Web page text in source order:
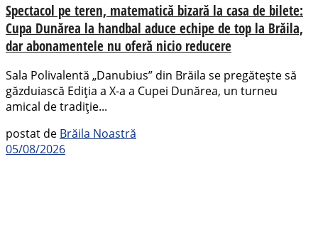
Spectacol pe teren, matematică bizară la casa de bilete:
Cupa Dunărea la handbal aduce echipe de top la Brăila,
dar abonamentele nu oferă nicio reducere
Sala Polivalentă „Danubius” din Brăila se pregătește să
găzduiască Ediția a X-a a Cupei Dunărea, un turneu
amical de tradiție...
postat de Brăila Noastră
05/08/2026